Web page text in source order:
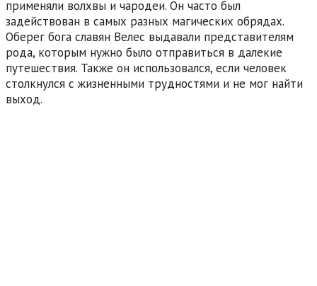
применяли волхвы и чародеи. Он часто был
задействован в самых разных магических обрядах.
Оберег бога славян Велес выдавали представителям
рода, которым нужно было отправиться в далекие
путешествия. Также он использовался, если человек
столкнулся с жизненными трудностями и не мог найти
выход.